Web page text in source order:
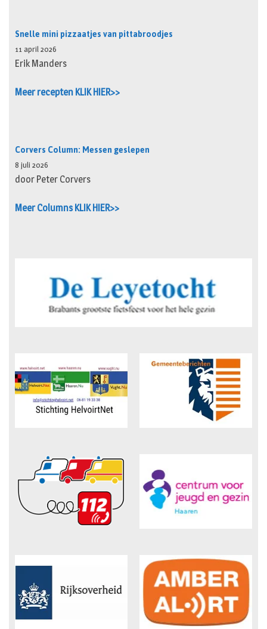
Snelle mini pizzaatjes van pittabroodjes
11 april 2026
Erik Manders
Meer recepten KLIK HIER>>
Corvers Column: Messen geslepen
8 juli 2026
door Peter Corvers
Meer Columns KLIK HIER>>